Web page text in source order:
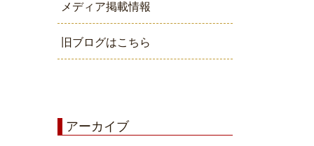
メディア掲載情報
旧ブログはこちら
アーカイブ